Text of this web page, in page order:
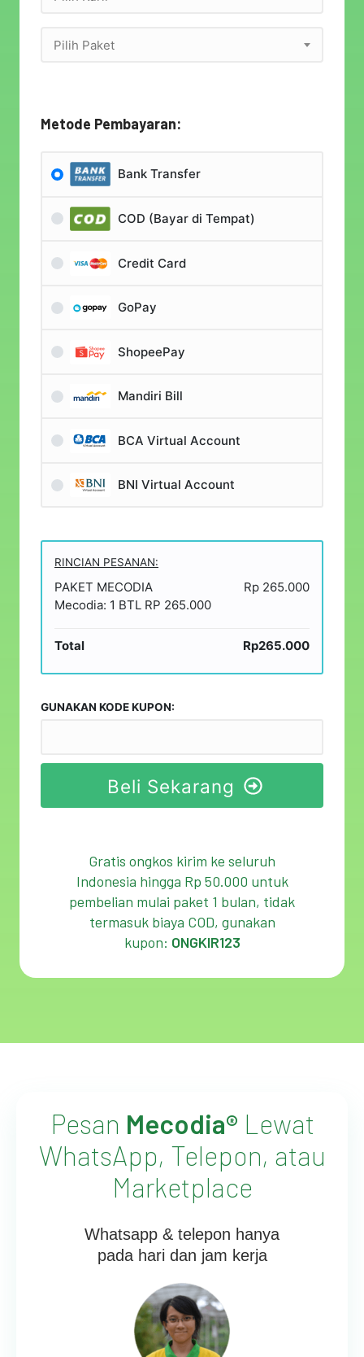
Pilih Paket
Metode Pembayaran:
Bank Transfer
COD (Bayar di Tempat)
Credit Card
GoPay
ShopeePay
Mandiri Bill
BCA Virtual Account
BNI Virtual Account
RINCIAN PESANAN:
PAKET MECODIA
Mecodia: 1 BTL RP 265.000
Rp 265.000
Total Rp265.000
GUNAKAN KODE KUPON:
Beli Sekarang
Gratis ongkos kirim ke seluruh
Indonesia hingga Rp 50.000 untuk
pembelian mulai paket 1 bulan, tidak
termasuk biaya COD, gunakan
kupon: ONGKIR123
Pesan Mecodia® Lewat
WhatsApp, Telepon, atau
Marketplace
Whatsapp & telepon hanya
pada hari dan jam kerja